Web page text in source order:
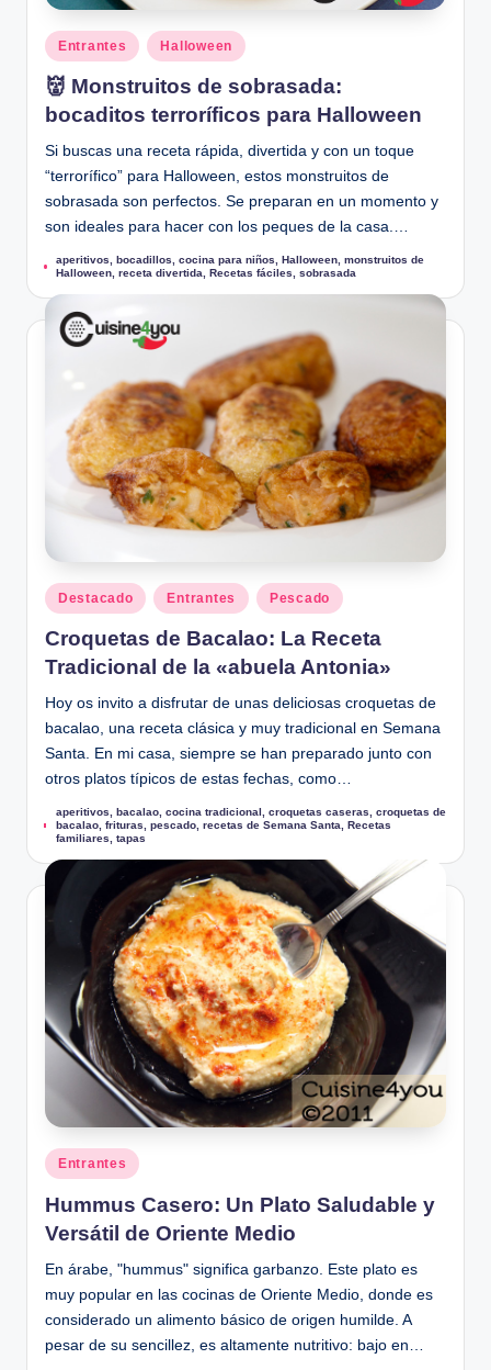
Publicado
en
Entrantes Halloween
👹 Monstruitos de sobrasada:
bocaditos terroríficos para Halloween
Si buscas una receta rápida, divertida y con un toque
“terrorífico” para Halloween, estos monstruitos de
sobrasada son perfectos. Se preparan en un momento y
son ideales para hacer con los peques de la casa.…
Etiquetas:
aperitivos ,bocadillos ,cocina para niños ,Halloween ,monstruitos de
Halloween ,receta divertida ,Recetas fáciles ,sobrasada
Publicado
en
Destacado Entrantes Pescado
Croquetas de Bacalao: La Receta
Tradicional de la «abuela Antonia»
Hoy os invito a disfrutar de unas deliciosas croquetas de
bacalao, una receta clásica y muy tradicional en Semana
Santa. En mi casa, siempre se han preparado junto con
otros platos típicos de estas fechas, como…
Etiquetas:
aperitivos, bacalao, cocina tradicional, croquetas caseras, croquetas de
bacalao, frituras, pescado, recetas de Semana Santa, Recetas
familiares, tapas
Publicado
en
Entrantes
Hummus Casero: Un Plato Saludable y
Versátil de Oriente Medio
En árabe, "hummus" significa garbanzo. Este plato es
muy popular en las cocinas de Oriente Medio, donde es
considerado un alimento básico de origen humilde. A
pesar de su sencillez, es altamente nutritivo: bajo en…